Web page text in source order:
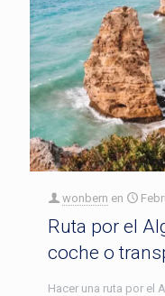
wonbern en
Ruta por el
coche o
Hacer una ruta por el